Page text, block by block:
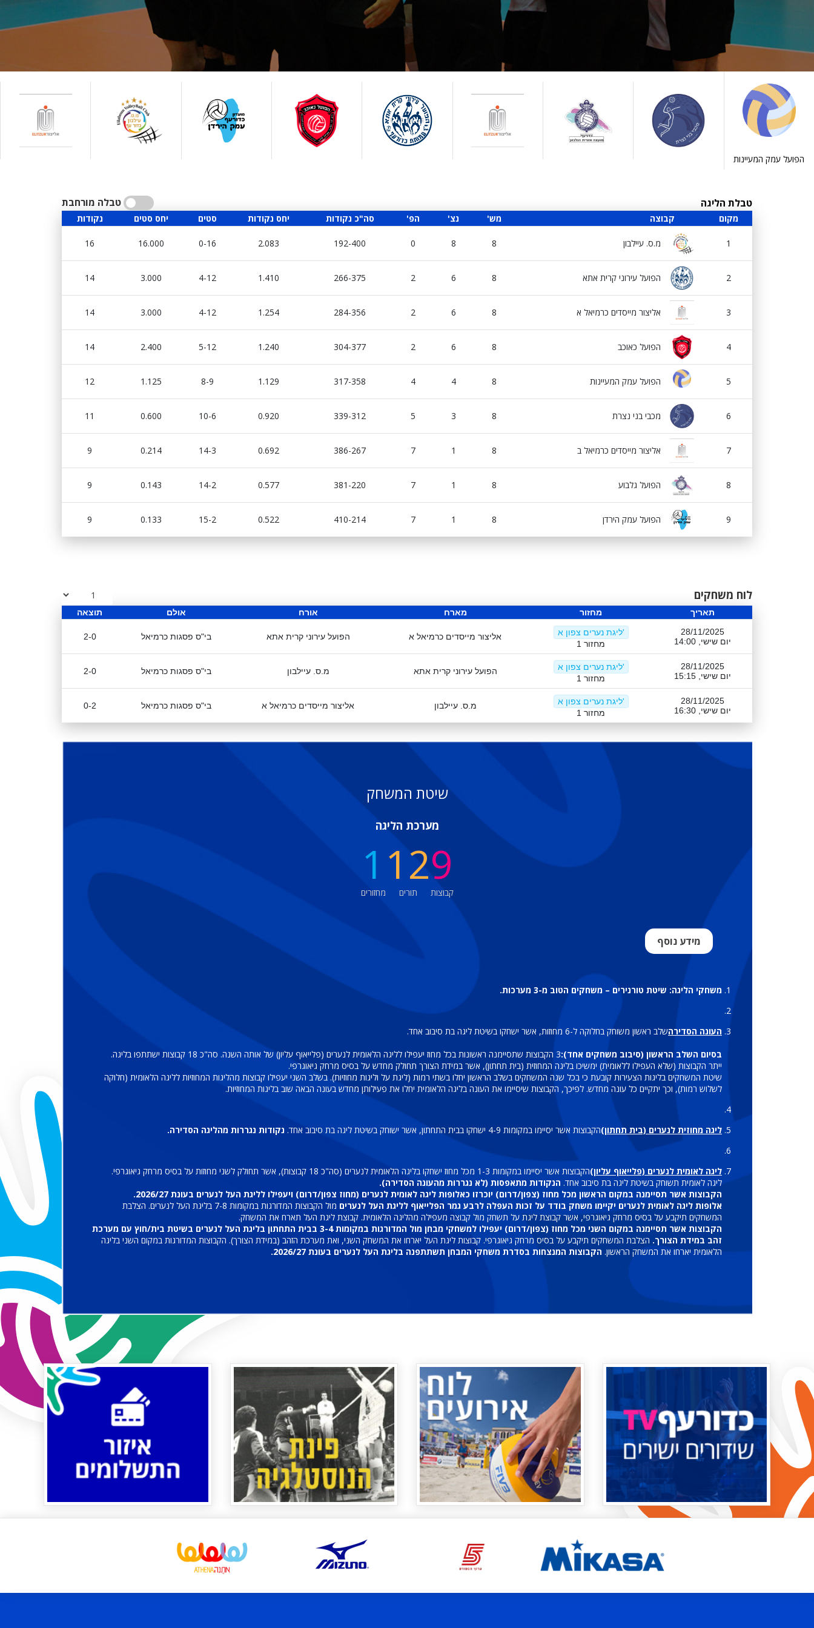
הפועל עמק המעיינות
טבלה מורחבת טבלת הליגה
נקודות יחס סטים סטים יחס נקודות סה"כ נקודות 'הפ 'נצ 'מש קבוצה מקום
16 16.000 0-16 2.083 192-400 0 8 8 מ.ס. עיילבון 1
14 3.000 4-12 1.410 266-375 2 6 8 הפועל עירוני קרית אתא 2
14 3.000 4-12 1.254 284-356 2 6 8 אליצור מייסדים כרמיאל א 3
14 2.400 5-12 1.240 304-377 2 6 8 הפועל כאוכב 4
12 1.125 8-9 1.129 317-358 4 4 8 הפועל עמק המעיינות 5
11 0.600 10-6 0.920 339-312 5 3 8 מכבי בני נצרת 6
9 0.214 14-3 0.692 386-267 7 1 8 אליצור מייסדים כרמיאל ב 7
9 0.143 14-2 0.577 381-220 7 1 8 הפועל גלבוע 8
9 0.133 15-2 0.522 410-214 7 1 8 הפועל עמק הירדן 9
לוח משחקים
תוצאה אולם אורח מארח מחזור תאריך
2-0 בי"ס פסגות כרמיאל הפועל עירוני קרית אתא אליצור מייסדים כרמיאל א
ליגת נערים צפון א'
מחזור 1
28/11/2025
יום שישי, 14:00
2-0 בי"ס פסגות כרמיאל מ.ס. עיילבון הפועל עירוני קרית אתא
ליגת נערים צפון א'
מחזור 1
28/11/2025
יום שישי, 15:15
0-2 בי"ס פסגות כרמיאל אליצור מייסדים כרמיאל א מ.ס. עיילבון
ליגת נערים צפון א'
מחזור 1
28/11/2025
יום שישי, 16:30
שיטת המשחק
מערכת הליגה
1
מחזורים
12
תורים
9
קבוצות
מידע נוסף
משחקי הליגה: שיטת טורנירים – משחקים הטוב מ-3 מערכות.
העונה הסדירהשלב ראשון משוחק בחלוקה ל-6 מחוזות, אשר ישחקו בשיטת ליגה בת סיבוב אחד.
בסיום השלב הראשון (סיבוב משחקים אחד):3 הקבוצות שתסיימנה ראשונות בכל מחוז יעפילו לליגה הלאומית לנערים (פלייאוף עליון) של אותה השנה. סה"כ 18 קבוצות ישתתפו בליגה.
ייתר הקבוצות (שלא העפילו ללאומית) ימשיכו בליגה המחוזית (בית תחתון), אשר במידת הצורך תחולק מחדש על בסיס מרחק גיאוגרפי.
שיטת המשחקים בליגות הצעירות קובעת כי בכל שנה המשחקים בשלב הראשון יחלו בשתי רמות (ליגת על וליגות מחוזיות). בשלב השני יעפילו קבוצות מהליגות המחוזיות לליגה הלאומית (חלוקה
לשלוש רמות), וכך יתקיים כל עונה מחדש. לפיכך, הקבוצות שיסיימו את העונה בליגה הלאומית יחלו את פעילותן מחדש בעונה הבאה שוב בליגות המחוזיות.
ליגה מחוזית לנערים (בית תחתון)הקבוצות אשר יסיימו במקומות 4-9 ישחקו בבית התחתון, אשר ישוחק בשיטת ליגה בת סיבוב אחד. נקודות נגררות מהליגה הסדירה.
ליגה לאומית לנערים (פלייאוף עליון)הקבוצות אשר יסיימו במקומות 1-3 מכל מחוז ישחקו בליגה הלאומית לנערים (סה"כ 18 קבוצות), אשר תחולק לשני מחוזות על בסיס מרחק גיאוגרפי.
ליגה לאומית תשוחק בשיטת ליגה בת סיבוב אחד. הנקודות מתאפסות (לא נגררות מהעונה הסדירה).
הקבוצות אשר תסיימנה במקום הראשון מכל מחוז (צפון/דרום) יוכרזו כאלופות ליגה לאומית לנערים (מחוז צפון/דרום) ויעפילו לליגת העל לנערים בעונת 2026/27.
אלופות ליגה לאומית לנערים יקיימו משחק בודד על זכות העפלה לרבע גמר הפלייאוף לליגת העל לנערים
מול הקבוצות המדורגות במקומות 7-8 בליגת העל לנערים. הצלבת
המשחקים תיקבע על בסיס מרחק גיאוגרפי, אשר קבוצת ליגת על תשחק מול קבוצה מעפילה מהליגה הלאומית. קבוצת ליגת העל תארח את המשחק.
הקבוצות אשר תסיימנה במקום השני מכל מחוז (צפון/דרום) יעפילו למשחקי מבחן מול המדורגות במקומות 3-4 בבית התחתון בליגת העל לנערים בשיטת בית/חוץ עם מערכת
זהב במידת הצורך. הצלבת המשחקים תיקבע על בסיס מרחק גיאוגרפי. קבוצות ליגת העל יארחו את המשחק השני, ואת מערכת הזהב (במידת הצורך). הקבוצות המדורגות במקום השני בליגה
הלאומית יארחו את המשחק הראשון. הקבוצות המנצחות בסדרת משחקי המבחן תשתתפנה בליגת העל לנערים בעונת 2026/27.